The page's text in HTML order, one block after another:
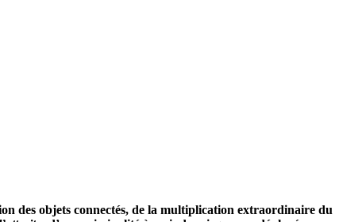
des objets connectés, de la multiplication extraordinaire du